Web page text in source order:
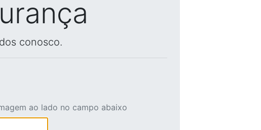
conosco.
ao lado no campo abaixo